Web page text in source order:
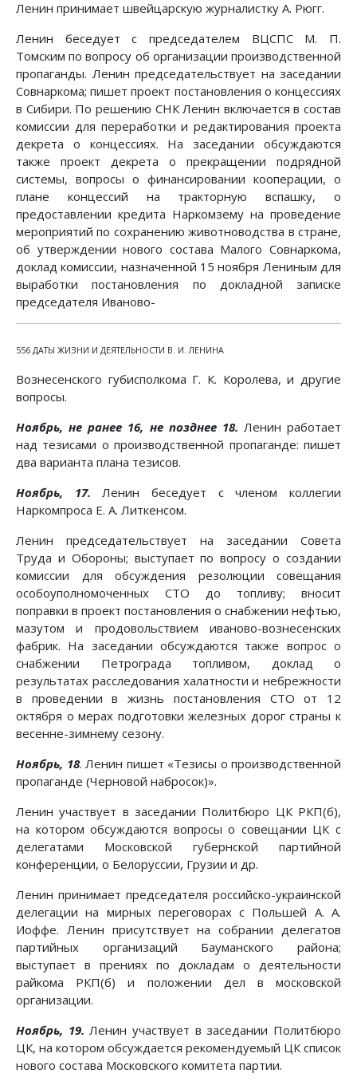
Ленин принимает швейцарскую журналистку А. Рюгг.
Ленин беседует с председателем ВЦСПС М. П.
Томским по вопросу об организации производственной
пропаганды. Ленин председательствует на заседании
Совнаркома; пишет проект постановления о концессиях
в Сибири. По решению СНК Ленин включается в состав
комиссии для переработки и редактирования проекта
декрета о концессиях. На заседании обсуждаются
также проект декрета о прекращении подрядной
системы, вопросы о финансировании кооперации, о
плане концессий на тракторную вспашку, о
предоставлении кредита Наркомзему на проведение
мероприятий по сохранению животноводства в стране,
об утверждении нового состава Малого Совнаркома,
доклад комиссии, назначенной 15 ноября Лениным для
выработки постановления по докладной записке
председателя Иваново-
556 ДАТЫ ЖИЗНИ И ДЕЯТЕЛЬНОСТИ В. И. ЛЕНИНА
Вознесенского губисполкома Г. К. Королева, и другие
вопросы.
Ноябрь, не ранее 16, не позднее 18. Ленин работает
над тезисами о производственной пропаганде: пишет
два варианта плана тезисов.
Ноябрь, 17. Ленин беседует с членом коллегии
Наркомпроса Е. А. Литкенсом.
Ленин председательствует на заседании Совета
Труда и Обороны; выступает по вопросу о создании
комиссии для обсуждения резолюции совещания
особоуполномоченных СТО до топливу; вносит
поправки в проект постановления о снабжении нефтью,
мазутом и продовольствием иваново-вознесенских
фабрик. На заседании обсуждаются также вопрос о
снабжении Петрограда топливом, доклад о
результатах расследования халатности и небрежности
в проведении в жизнь постановления СТО от 12
октября о мерах подготовки железных дорог страны к
весенне-зимнему сезону.
Ноябрь, 18. Ленин пишет «Тезисы о производственной
пропаганде (Черновой набросок)».
Ленин участвует в заседании Политбюро ЦК РКП(б),
на котором обсуждаются вопросы о совещании ЦК с
делегатами Московской губернской партийной
конференции, о Белоруссии, Грузии и др.
Ленин принимает председателя российско-украинской
делегации на мирных переговорах с Польшей А. А.
Иоффе. Ленин присутствует на собрании делегатов
партийных организаций Бауманского района;
выступает в прениях по докладам о деятельности
райкома РКП(б) и положении дел в московской
организации.
Ноябрь, 19. Ленин участвует в заседании Политбюро
ЦК, на котором обсуждается рекомендуемый ЦК список
нового состава Московского комитета партии.